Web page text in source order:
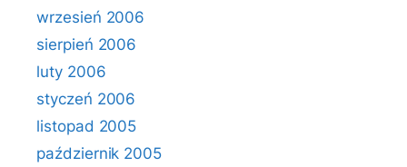
wrzesień 2006
sierpień 2006
luty 2006
styczeń 2006
listopad 2005
październik 2005